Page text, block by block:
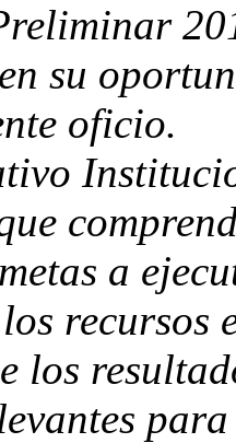
su
oficio.
a
recursos
los